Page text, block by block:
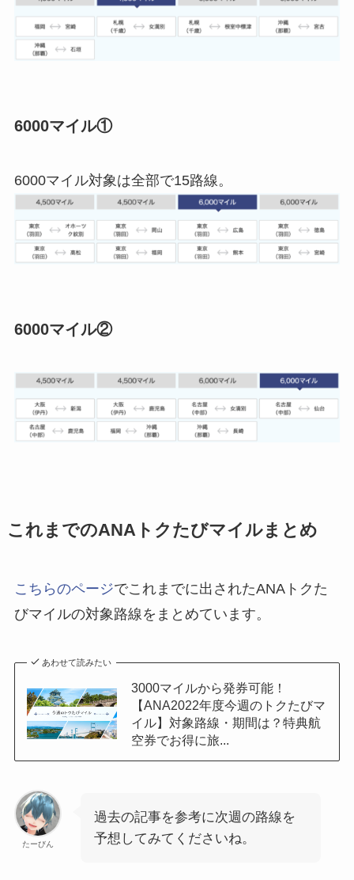
6000マイル①
6000マイル対象は全部で15路線。
6000マイル②
これまでのANAトクたびマイルまとめ
こちらのページでこれまでに出されたANAトクた
びマイルの対象路線をまとめています。
あわせて読みたい
3000マイルから発券可能！
【ANA2022年度今週のトクたびマ
イル】対象路線・期間は？特典航
空券でお得に旅...
たーびん
過去の記事を参考に次週の路線を
予想してみてくださいね。